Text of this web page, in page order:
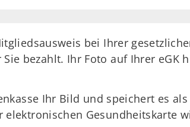
bei Ihrer
bezahlt. Ihr Foto auf Ihrer eGK
Ihr Bild und speichert es
Gesundheitskarte